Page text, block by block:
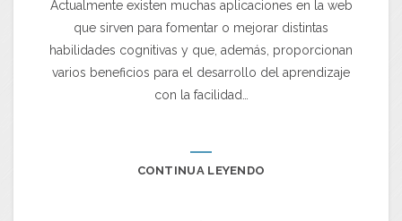
Actualmente existen muchas aplicaciones en la web
que sirven para fomentar o mejorar distintas
habilidades cognitivas y que, además, proporcionan
varios beneficios para el desarrollo del aprendizaje
con la facilidad…
CONTINUA LEYENDO